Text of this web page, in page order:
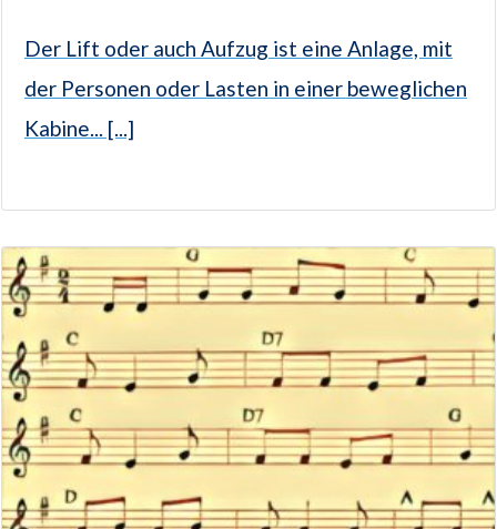
Der Lift oder auch Aufzug ist eine Anlage, mit
der Personen oder Lasten in einer beweglichen
Kabine... [...]